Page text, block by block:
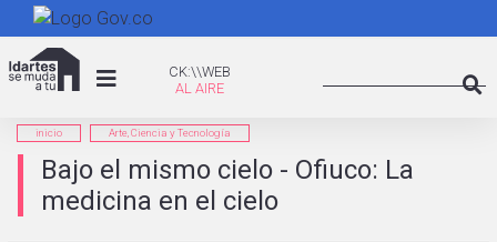
al
CK:\WEB
CK:\\WEB
inicio Arte, Ciencia y Tecnología
Bajo el mismo cielo - Ofiuco: La
medicina en el cielo